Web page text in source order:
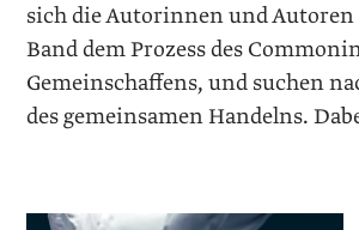
sich die Autorinnen und
Band dem Prozess des
Gemeinschaffens, und suchen
des gemeinsamen Handelns.